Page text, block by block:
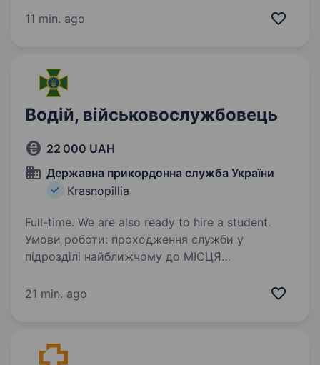
ви шукаєте викликів та готові приєднатися
11 min. ago
Водій, військовослужбовець
22 000 UAH
Державна прикордонна служба України
Krasnopillia
Full-time. We are also ready to hire a student.
Умови роботи: проходження служби у
підрозділі найближчому до МІСЦЯ
графік роботи в залежності від посади та
21 min. ago